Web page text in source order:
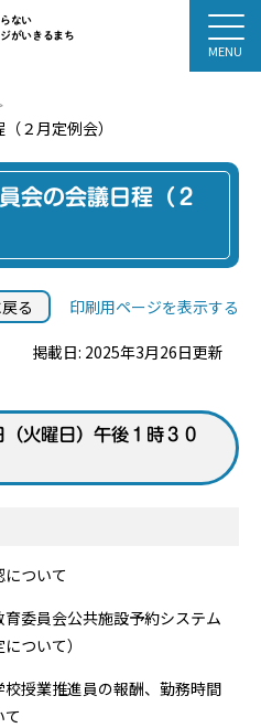
ない
がいきるまち
２月定例会）
会の会議日程（２
る 印刷用ページを表示する
掲載日: 2025年3月26日更新
火曜日）午後１時３０
ついて
員会公共施設予約システム
ついて）
授業推進員の報酬、勤務時間